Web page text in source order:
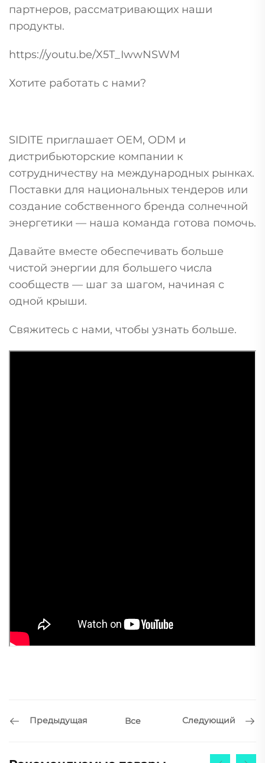
партнеров, рассматривающих наши
продукты.
https://youtu.be/X5T_IwwNSWM
Хотите работать с нами?
SIDITE приглашает OEM, ODM и
дистрибьюторские компании к
сотрудничеству на международных рынках.
Поставки для национальных тендеров или
создание собственного бренда солнечной
энергетики — наша команда готова помочь.
Давайте вместе обеспечивать больше
чистой энергии для большего числа
сообществ — шаг за шагом, начиная с
одной крыши.
Свяжитесь с нами, чтобы узнать больше.
Предыдущая Все Следующий